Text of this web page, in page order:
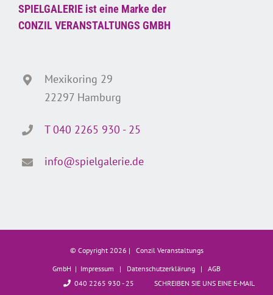
SPIELGALERIE ist eine Marke der
CONZIL VERANSTALTUNGS GMBH
Mexikoring 29
22297 Hamburg
T 040 2265 930 - 25
info@spielgalerie.de
© Copyright 2026 | Conzil Veranstaltungs
GmbH | Impressum | Datenschutzerklärung | AGB
040 2265 930 - 25
SCHREIBEN SIE UNS EINE E-MAIL